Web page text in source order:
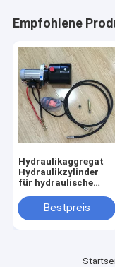
Empfohlene
Hydraulikaggregat
Hydraulikzylinder
für hydraulische
Bestpreis